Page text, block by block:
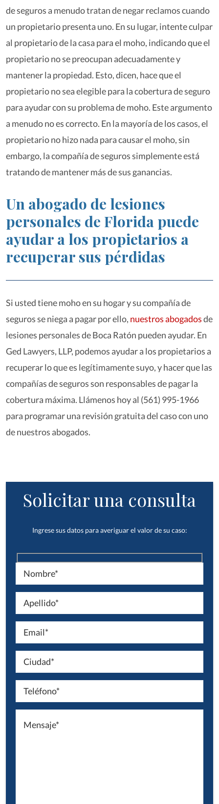
de seguros a menudo tratan de negar reclamos cuando
un propietario presenta uno. En su lugar, intente culpar
al propietario de la casa para el moho, indicando que el
propietario no se preocupan adecuadamente y
mantener la propiedad. Esto, dicen, hace que el
propietario no sea elegible para la cobertura de seguro
para ayudar con su problema de moho. Este argumento
a menudo no es correcto. En la mayoría de los casos, el
propietario no hizo nada para causar el moho, sin
embargo, la compañía de seguros simplemente está
tratando de mantener más de sus ganancias.
Un abogado de lesiones
personales de Florida puede
ayudar a los propietarios a
recuperar sus pérdidas
Si usted tiene moho en su hogar y su compañía de
seguros se niega a pagar por ello, nuestros abogadosde
lesiones personales de Boca Ratón pueden ayudar. En
Ged Lawyers, LLP, podemos ayudar a los propietarios a
recuperar lo que es legítimamente suyo, y hacer que las
compañías de seguros son responsables de pagar la
cobertura máxima. Llámenos hoy al (561) 995-1966
para programar una revisión gratuita del caso con uno
de nuestros abogados.
Solicitar una consulta
Ingrese sus datos para averiguar el valor de su caso: